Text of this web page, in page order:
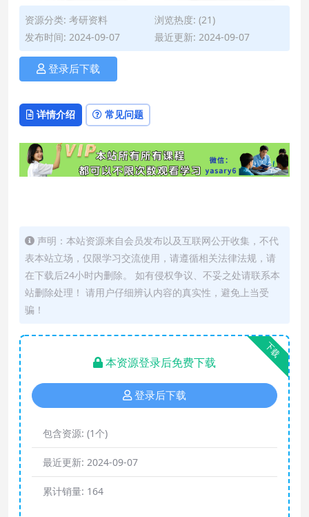
资源分类: 考研资料
浏览热度: (21)
发布时间: 2024-09-07
最近更新: 2024-09-07
登录后下载
详情介绍 常见问题
声明：本站资源来自会员发布以及互联网公开收集，不代
表本站立场，仅限学习交流使用，请遵循相关法律法规，请
在下载后24小时内删除。 如有侵权争议、不妥之处请联系本
站删除处理！ 请用户仔细辨认内容的真实性，避免上当受
骗！
下载
本资源登录后免费下载
登录后下载
包含资源: (1个)
最近更新: 2024-09-07
累计销量: 164